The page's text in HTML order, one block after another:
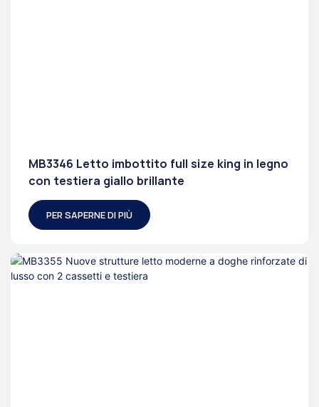
MB3346 Letto imbottito full size king in legno
con testiera giallo brillante
PER SAPERNE DI PIÙ